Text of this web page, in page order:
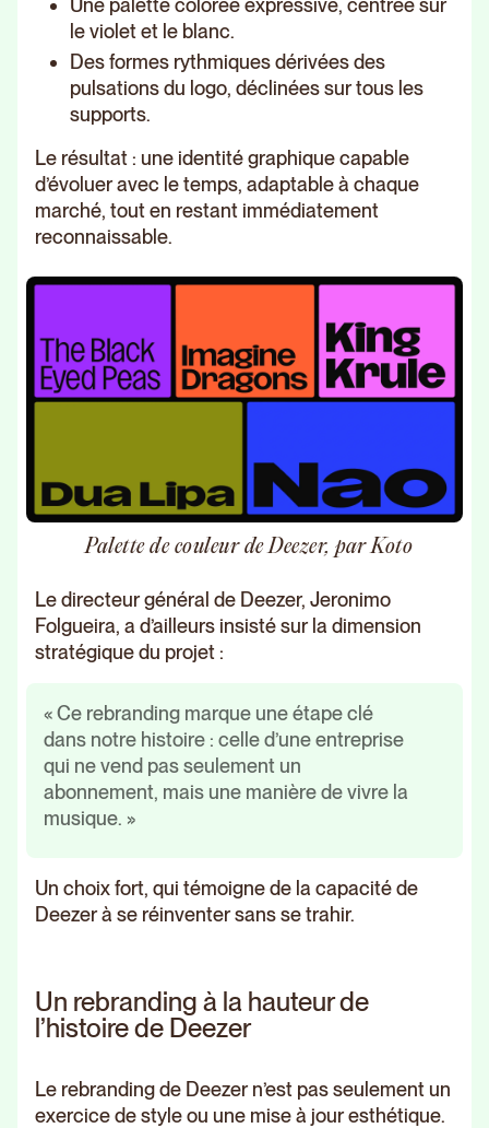
Une palette colorée expressive, centrée sur
le violet et le blanc.
Des formes rythmiques dérivées des
pulsations du logo, déclinées sur tous les
supports.
Le résultat : une identité graphique capable
d’évoluer avec le temps, adaptable à chaque
marché, tout en restant immédiatement
reconnaissable.
Palette de couleur de Deezer, par Koto
Le directeur général de Deezer, Jeronimo
Folgueira, a d’ailleurs insisté sur la dimension
stratégique du projet :
« Ce rebranding marque une étape clé
dans notre histoire : celle d’une entreprise
qui ne vend pas seulement un
abonnement, mais une manière de vivre la
musique. »
Un choix fort, qui témoigne de la capacité de
Deezer à se réinventer sans se trahir.
Un rebranding à la hauteur de
l’histoire de Deezer
Le rebranding de Deezer n’est pas seulement un
exercice de style ou une mise à jour esthétique.